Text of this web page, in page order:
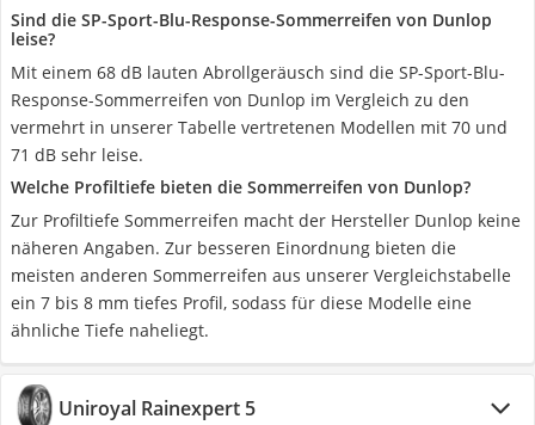
Sind die SP-Sport-Blu-Response-Sommerreifen von Dunlop
leise?
Mit einem 68 dB lauten Abrollgeräusch sind die SP-Sport-Blu-
Response-Sommerreifen von Dunlop im Vergleich zu den
vermehrt in unserer Tabelle vertretenen Modellen mit 70 und
71 dB sehr leise.
Welche Profiltiefe bieten die Sommerreifen von Dunlop?
Zur Profiltiefe Sommerreifen macht der Hersteller Dunlop keine
näheren Angaben. Zur besseren Einordnung bieten die
meisten anderen Sommerreifen aus unserer Vergleichstabelle
ein 7 bis 8 mm tiefes Profil, sodass für diese Modelle eine
ähnliche Tiefe naheliegt.
Uniroyal Rainexpert 5